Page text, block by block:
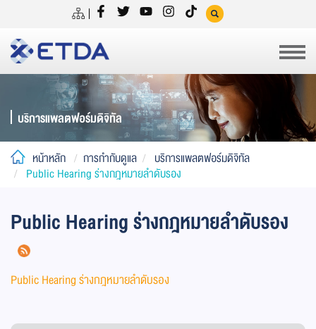
บริการแพลตฟอร์มดิจิทัล
หน้าหลัก การกำกับดูแล
บริการแพลตฟอร์มดิจิทัล
Public Hearing ร่างกฎหมายลำดับรอง
Public Hearing ร่างกฎหมายลำดับรอง
Public Hearing ร่างกฎหมายลำดับรอง